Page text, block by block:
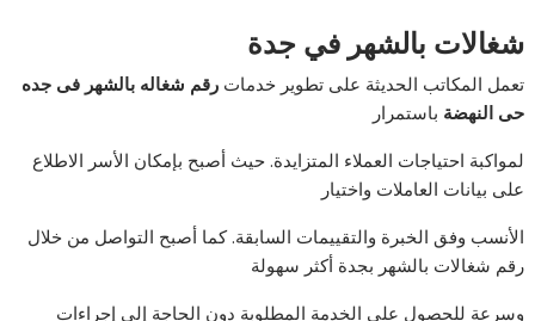
شغالات بالشهر في جدة
تعمل المكاتب الحديثة على تطوير خدماترقم شغاله بالشهر فى جده
حى النهضة باستمرار
لمواكبة احتياجات العملاء المتزايدة. حيث أصبح بإمكان الأسر الاطلاع
على بيانات العاملات واختيار
الأنسب وفق الخبرة والتقييمات السابقة. كما أصبح التواصل من خلال
رقم شغالات بالشهر بجدة أكثر سهولة
وسرعة للحصول على الخدمة المطلوبة دون الحاجة إلى إجراءات